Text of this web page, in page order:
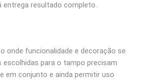
entrega resultado completo.
onde funcionalidade e decoração se
escolhidas para o tampo precisam
em conjunto e ainda permitir uso